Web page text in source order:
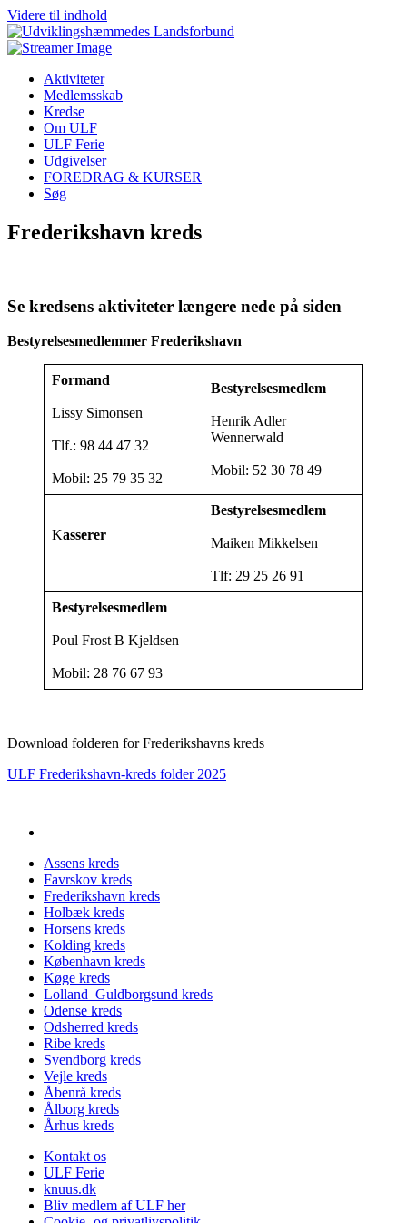
Videre til indhold
Aktiviteter
Medlemsskab
Kredse
Om ULF
ULF Ferie
Udgivelser
FOREDRAG & KURSER
Søg
Frederikshavn kreds
Se kredsens aktiviteter længere nede på siden
Bestyrelsesmedlemmer Frederikshavn
Formand
Lissy Simonsen
Tlf.: 98 44 47 32
Mobil: 25 79 35 32
Bestyrelsesmedlem
Henrik Adler
Wennerwald
Mobil: 52 30 78 49
Kasserer
Bestyrelsesmedlem
Maiken Mikkelsen
Tlf: 29 25 26 91
Bestyrelsesmedlem
Poul Frost B Kjeldsen
Mobil: 28 76 67 93
Download folderen for Frederikshavns kreds
ULF Frederikshavn-kreds folder 2025
Assens kreds
Favrskov kreds
Frederikshavn kreds
Holbæk kreds
Horsens kreds
Kolding kreds
København kreds
Køge kreds
Lolland–Guldborgsund kreds
Odense kreds
Odsherred kreds
Ribe kreds
Svendborg kreds
Vejle kreds
Åbenrå kreds
Ålborg kreds
Århus kreds
Kontakt os
ULF Ferie
knuus.dk
Bliv medlem af ULF her